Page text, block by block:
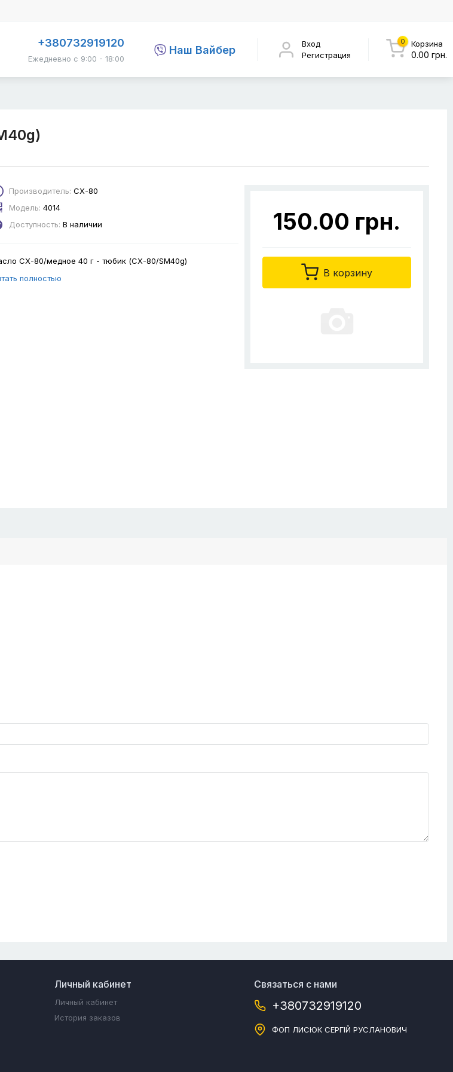
+380732919120
Ежедневно с 9:00 - 18:00
Наш Вайбер
Вход
Регистрация
0 Корзина
0.00 грн.
Производитель: CX-80
Модель: 4014
Доступность: В наличии
CX-80/медное 40 г - тюбик (CX-80/SM40g)
полностью
150.00 грн.
В корзину
Личный кабинет
Личный кабинет
История заказов
Связаться с нами
+380732919120
ФОП ЛИСЮК СЕРГІЙ РУСЛАНОВИЧ